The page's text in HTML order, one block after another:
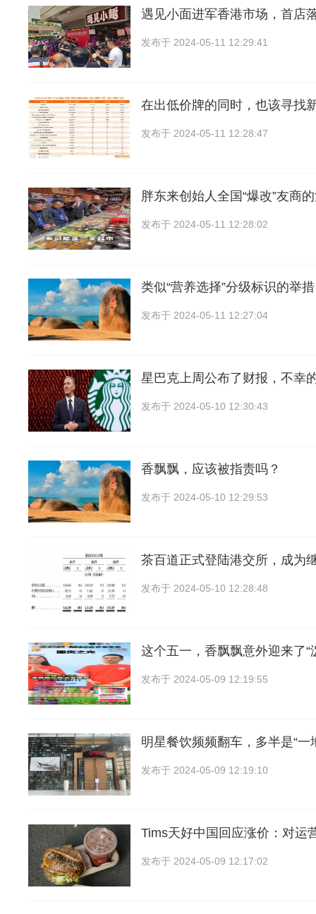
遇见小面进军香港市场，首店
发布于 2024-05-11 12:29:41
在出低价牌的同时，也该寻找
发布于 2024-05-11 12:28:47
胖东来创始人全国“爆改”友商
发布于 2024-05-11 12:28:02
类似“营养选择”分级标识的举
发布于 2024-05-11 12:27:04
星巴克上周公布了财报，不幸
发布于 2024-05-10 12:30:43
香飘飘，应该被指责吗？
发布于 2024-05-10 12:29:53
茶百道正式登陆港交所，成为
发布于 2024-05-10 12:28:48
这个五一，香飘飘意外迎来了“
发布于 2024-05-09 12:19:55
明星餐饮频频翻车，多半是“一
发布于 2024-05-09 12:19:10
Tims天好中国回应涨价：对运
发布于 2024-05-09 12:17:02